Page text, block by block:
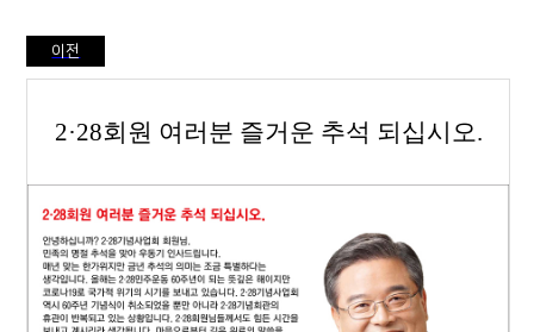
이전
2·28회원 여러분 즐거운 추석 되십시오.